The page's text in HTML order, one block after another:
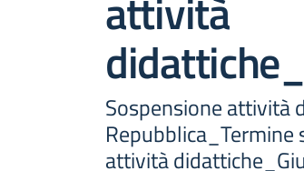
Sospensione attività
attività